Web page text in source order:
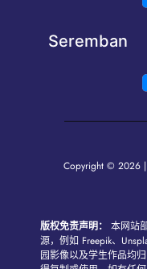
Seremban
Copyright © 2026 |
版权免责声明：
本网站
源，例如 Freepik、
园影像以及学生作品均